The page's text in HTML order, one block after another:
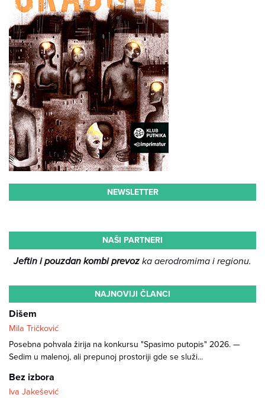
NEWSLETTER
NAŠI PARTNERI
Jeftin i pouzdan kombi prevozka aerodromima i regionu.
NAJNOVIJI ČLANCI
Dišem
Mila Tričković
Posebna pohvala žirija na konkursu "Spasimo putopis" 2026. —
Sedim u malenoj, ali prepunoj prostoriji gde se služi...
Bez izbora
Iva Jakešević